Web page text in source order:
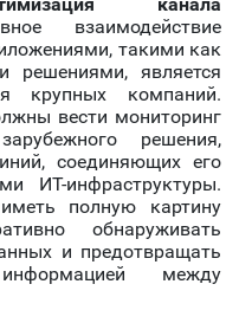
канала
взаимодействие
такими как
решениями, является
крупных компаний.
вести мониторинг
решения,
соединяющих его
ИТ-инфраструктуры.
полную картину
обнаруживать
и предотвращать
между